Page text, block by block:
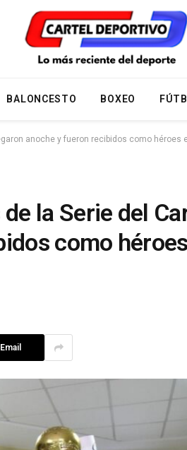
BALONCESTO BOXEO
anoche y fueron recibidos como héroes
la Serie del
como
Email